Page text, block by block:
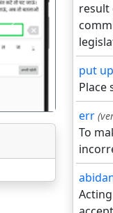
अगला
result
put up
Place
err
To